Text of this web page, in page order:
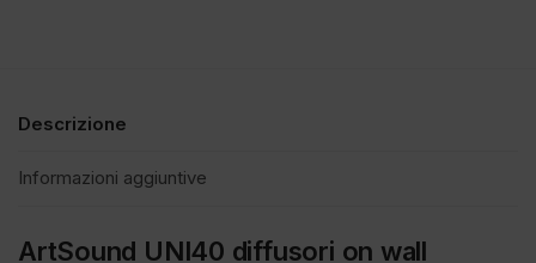
Descrizione
Informazioni aggiuntive
ArtSound UNI40 diffusori on wall